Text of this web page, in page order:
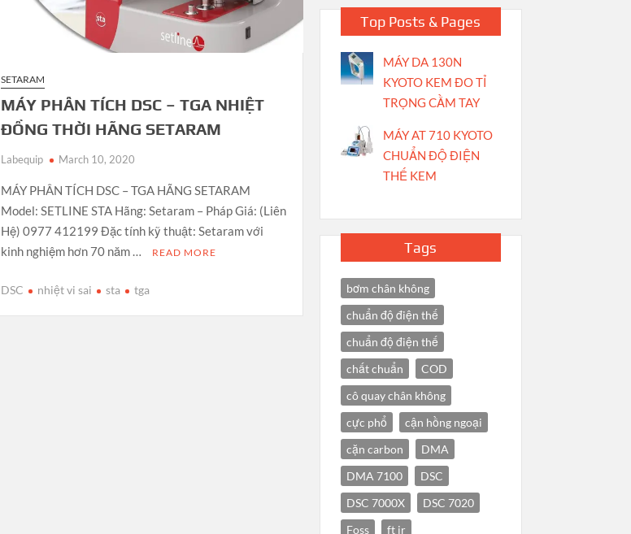
SETARAM
MÁY PHÂN TÍCH DSC – TGA NHIỆT
ĐỒNG THỜI HÃNG SETARAM
Labequip March 10, 2020
MÁY PHÂN TÍCH DSC – TGA HÃNG SETARAM
Model: SETLINE STA Hãng: Setaram – Pháp Giá: (Liên
Hệ) 0977 412199 Đặc tính kỹ thuật: Setaram với
kinh nghiệm hơn 70 năm …
READ MORE
DSC nhiệt vi sai sta tga
Top Posts & Pages
MÁY DA 130N
KYOTO KEM ĐO TỈ
TRỌNG CẦM TAY
MÁY AT 710 KYOTO
CHUẨN ĐỘ ĐIỆN
THẾ KEM
Tags
bơm chân không
chuẩn độ điện thế
chuẩn độ điện thế
chất chuẩn
COD
cô quay chân không
cực phổ
cận hồng ngoại
cặn carbon
DMA
DMA 7100
DSC
DSC 7000X
DSC 7020
Foss
ft ir